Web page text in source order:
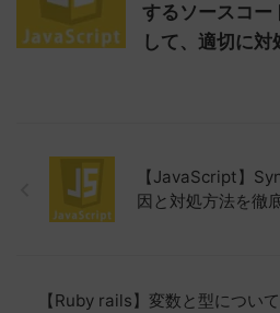
するソースコー
して、適切に対
【JavaScript】
因と対処方法を徹
【Ruby rails】変数と型につい